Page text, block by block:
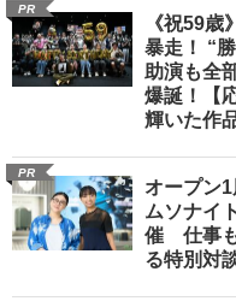
PR
《祝59
暴走！ “
助演も全
爆誕！【
輝いた作
PR
オープン
ムソナイ
催 仕事も
る特別対